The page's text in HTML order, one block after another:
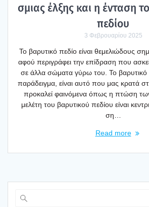
σμιας έλξης και η έντα­ση
πεδί­ου
3 Φεβρουαρίου 2025
Το βαρυ­τι­κό πεδίο είναι θεμε­λιώ­δους
αφού περι­γρά­φει την επί­δρα­ση που
σε άλλα σώμα­τα γύρω του. Το βαρυ­τι­κό
παρά­δειγ­μα, είναι αυτό που μας κρα­τά
προ­κα­λεί φαι­νό­με­να όπως η πτώ­ση
μελέ­τη του βαρυ­τι­κού πεδί­ου είναι
ση…
Read more